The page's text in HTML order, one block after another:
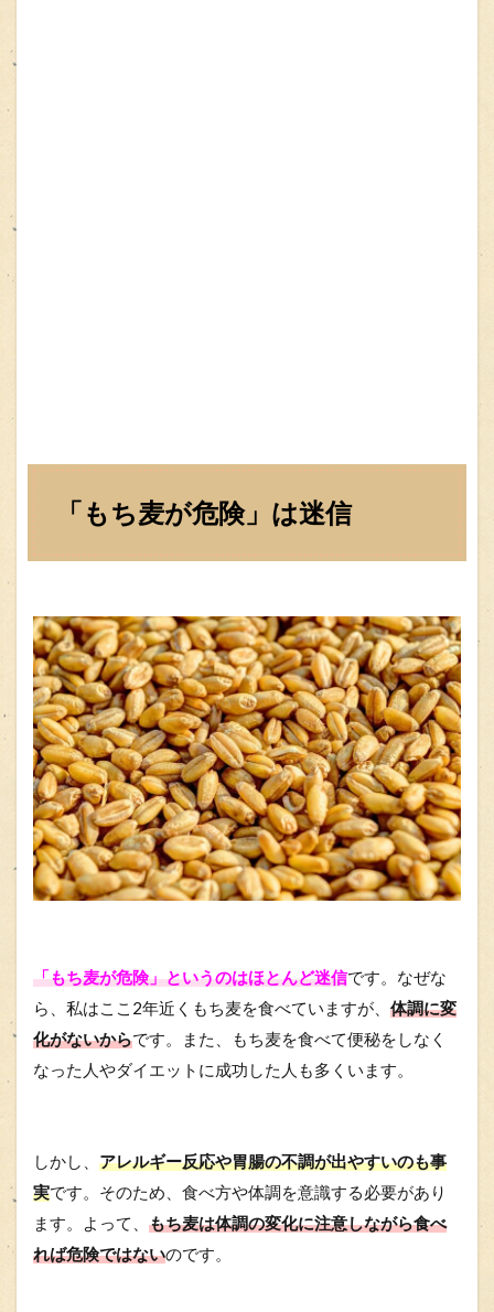
「もち麦が危険」は迷信
「もち麦が危険」というのはほとんど迷信です。なぜな
ら、私はここ2年近くもち麦を食べていますが、 体調に変
化がないからです。また、もち麦を食べて便秘をしなく
なった人やダイエットに成功した人も多くいます。
しかし、 アレルギー反応や胃腸の不調が出やすいのも事
実です。そのため、食べ方や体調を意識する必要があり
ます。よって、 もち麦は体調の変化に注意しながら食べ
れば危険ではないのです。